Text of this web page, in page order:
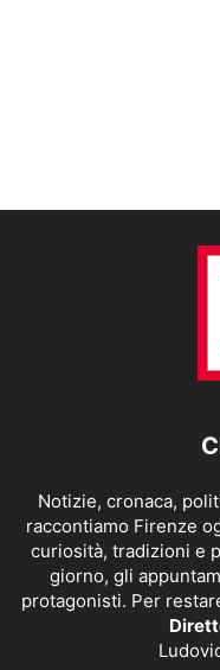
Notizie, cronaca,
raccontiamo Firenze
curiosità, tradizioni e
giorno, gli
protagonisti. Per